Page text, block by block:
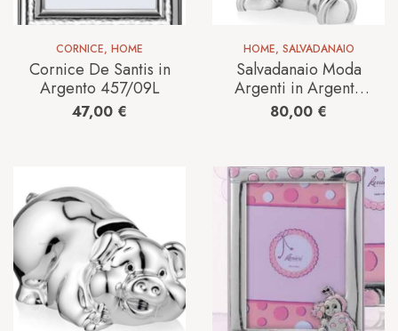
CORNICE, HOME
Cornice De Santis in
Argento 457/09L
47,00 €
HOME, SALVADANAIO
Salvadanaio Moda
Argenti in Argento
MA0001_ORSO_SA
LVADANAIO
80,00 €